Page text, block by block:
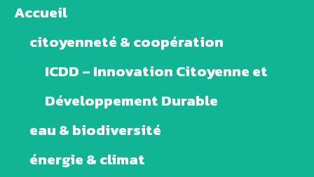
Accueil
citoyenneté & coopération
ICDD – Innovation Citoyenne et
Développement Durable
eau & biodiversité
énergie & climat